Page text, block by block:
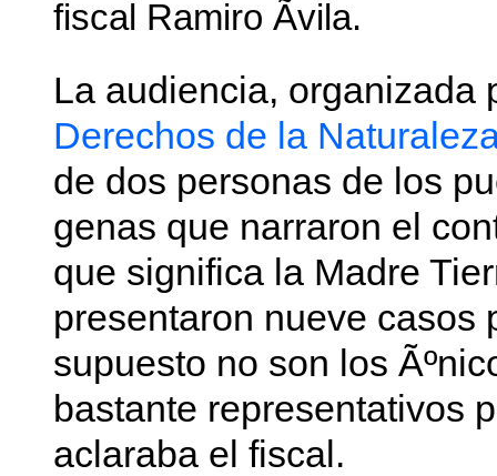
fiscal Ramiro Ãvila.
La audiencia, organizada
Derechos de la
de dos personas de los
genas que narraron el
que significa la Madre
presentaron nueve casos
supuesto no son los
bastante representativos
aclaraba el fiscal.